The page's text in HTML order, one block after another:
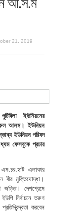
21, 2019
ইউনিয়নের
আলম। ইউনিয়ন
ইউনিয়ন পরিষদ
ফেসবুকে প্রচার
এম.চর.হাট এলাকার
বীর মুক্তিযোদ্ধা।
জড়িত। দেশপ্রেমে
নির্বাচনে তরুণ
করবেন